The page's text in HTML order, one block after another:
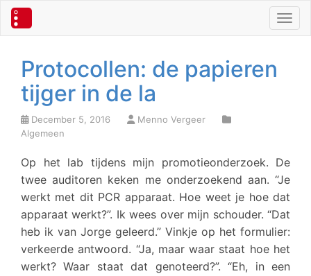
Protocollen: de papieren
tijger in de la
December 5, 2016
Menno Vergeer
Algemeen
Op het lab tijdens mijn promotieonderzoek. De
twee auditoren keken me onderzoekend aan. “Je
werkt met dit PCR apparaat. Hoe weet je hoe dat
apparaat werkt?”. Ik wees over mijn schouder. “Dat
heb ik van Jorge geleerd.” Vinkje op het formulier:
verkeerde antwoord. “Ja, maar waar staat hoe het
werkt? Waar staat dat genoteerd?”. “Eh, in een